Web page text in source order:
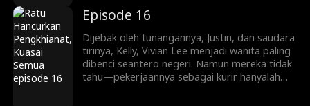
Lee. Mulai dari menjatuhkan lawan lewat
siaran langsung dan konflik keluarga, hingga
melatih Ryan Shaw yang pemalu menjadi
pewaris tangguh, Vivian memainkan
permainan kekuasaan dan balas dendam yang
kejam.
Episode 16
Dijebak oleh tunangannya, Justin, dan saudara
tirinya, Kelly, Vivian Lee menjadi wanita paling
dibenci seantero negeri. Namun mereka tidak
tahu—pekerjaannya sebagai kurir hanyalah